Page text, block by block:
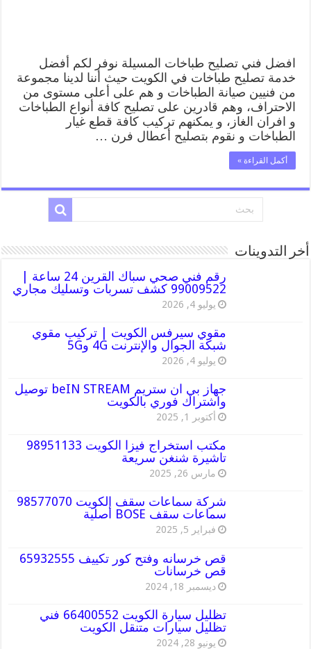
افضل فني تصليح طباخات المسيلة نوفر لكم أفضل
خدمة تصليح طباخات في الكويت حيث أننا لدينا مجموعة
من فنيين صيانة الطباخات و هم على أعلى مستوى من
الاحتراف، وهم قادرين على تصليح كافة أنواع الطباخات
و افران الغاز، و يمكنهم تركيب كافة قطع غيار
الطباخات و نقوم بتصليح أعطال فرن …
أكمل القراءة »
أخر التدوينات
رقم فني صحي سباك القرين 24 ساعة |
99009522 كشف تسربات وتسليك مجاري
يوليو 4, 2026
مقوي سيرفس الكويت | تركيب مقوي
شبكة الجوال والإنترنت 4G و5G
يوليو 4, 2026
جهاز بي ان ستريم beIN STREAM توصيل
واشتراك فوري بالكويت
أكتوبر 1, 2025
مكتب استخراج فيزا الكويت 98951133
تاشيرة شنغن سريعة
مارس 26, 2025
شركة سماعات سقف الكويت 98577070
سماعات سقف BOSE أصلية
فبراير 5, 2025
قص خرسانه وفتح كور تكييف 65932555
قص خرسانات
ديسمبر 18, 2024
تظليل سيارة الكويت 66400552 فني
تظليل سيارات متنقل الكويت
يونيو 28, 2024